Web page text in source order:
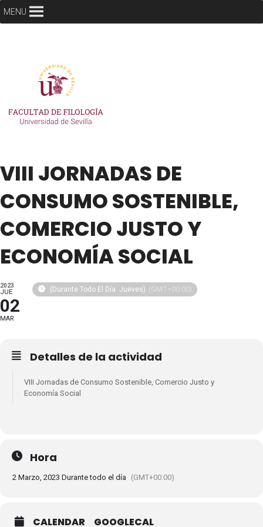
MENU
VIII JORNADAS DE
CONSUMO SOSTENIBLE,
COMERCIO JUSTO Y
ECONOMÍA SOCIAL
2023
JUE
02
MAR
(Durante Todo El Día: Jueves) (GMT+00:00)
Detalles de la actividad
VIII Jornadas de Consumo Sostenible, Comercio Justo y
Economía Social
Hora
2 Marzo, 2023 Durante todo el día (GMT+00:00)
CALENDAR GOOGLECAL